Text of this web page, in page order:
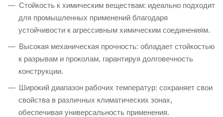
Стойкость к химическим веществам: идеально подходит
для промышленных применений благодаря
устойчивости к агрессивным химическим соединениям.
Высокая механическая прочность: обладает стойкостью
к разрывам и проколам, гарантируя долговечность
конструкции.
Широкий диапазон рабочих температур: сохраняет свои
свойства в различных климатических зонах,
обеспечивая универсальность применения.